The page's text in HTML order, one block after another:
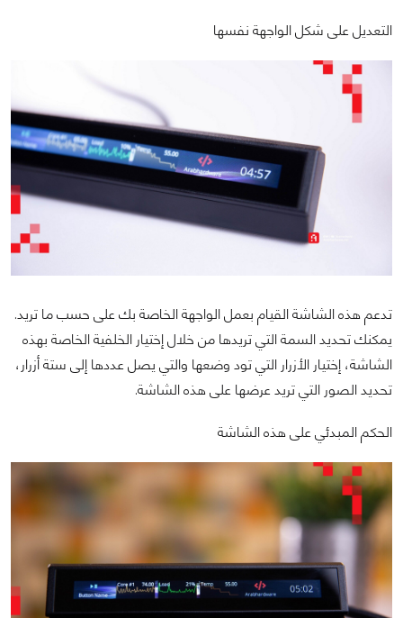
التعديل على شكل الواجهة نفسها
تدعم هذه الشاشة القيام بعمل الواجهة الخاصة بك على حسب ما تريد.
يمكنك تحديد السمة التي تريدها من خلال إختيار الخلفية الخاصة بهذه
الشاشة، إختيار الأزرار التي تود وضعها والتي يصل عددها إلى ستة أزرار،
تحديد الصور التي تريد عرضها على هذه الشاشة.
الحكم المبدئي على هذه الشاشة